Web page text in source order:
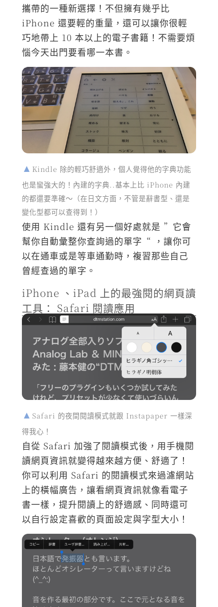
攜帶的一種新選擇！不但擁有幾乎比
iPhone 還要輕的重量，還可以讓你很輕
巧地帶上 10 本以上的電子書籍！不需要煩
惱今天出門要看哪一本書。
Kindle 除的輕巧舒適外，個人覺得他的字典功能
也是蠻強大的！內建的字典..基本上比 iPhone 內建
的都還要準確～（在日文方面，不管是辭書型、還是
變化型都可以查得到！）
使用 Kindle 還有另一個好處就是 ”它會
幫你自動彙整你查詢過的單字“ ，讓你可
以在通車或是等車通勤時，複習那些自己
曾經查過的單字。
iPhone 、iPad 上的最強閱的網頁讀
工具： Safari 閱讀應用
Safari 的夜間閱讀模式就跟 Instapaper 一樣深
得我心！
自從 Safari 加強了閱讀模式後，用手機閱
讀網頁資訊就變得越來越方便、舒適了！
你可以利用 Safari 的閱讀模式來過濾網站
上的橫幅廣告，讓看網頁資訊就像看電子
書一樣，提升閱讀上的舒適感、同時還可
以自行設定喜歡的頁面設定與字型大小！